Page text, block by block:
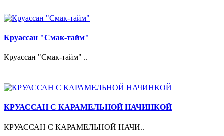
Круассан "Смак-тайм"
Круассан "Смак-тайм" ..
КРУАССАН С КАРАМЕЛЬНОЙ НАЧИНКОЙ
КРУАССАН С КАРАМЕЛЬНОЙ НАЧИ..